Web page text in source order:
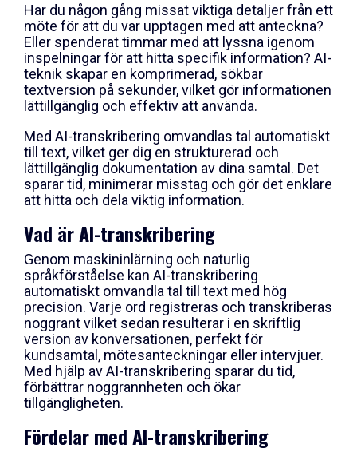
Har du någon gång missat viktiga detaljer från ett
möte för att du var upptagen med att anteckna?
Eller spenderat timmar med att lyssna igenom
inspelningar för att hitta specifik information? AI-
teknik skapar en komprimerad, sökbar
textversion på sekunder, vilket gör informationen
lättillgänglig och effektiv att använda.
Med AI-transkribering omvandlas tal automatiskt
till text, vilket ger dig en strukturerad och
lättillgänglig dokumentation av dina samtal. Det
sparar tid, minimerar misstag och gör det enklare
att hitta och dela viktig information.
Vad är AI-transkribering
Genom maskininlärning och naturlig
språkförståelse kan AI-transkribering
automatiskt omvandla tal till text med hög
precision. Varje ord registreras och transkriberas
noggrant vilket sedan resulterar i en skriftlig
version av konversationen, perfekt för
kundsamtal, mötesanteckningar eller intervjuer.
Med hjälp av AI-transkribering sparar du tid,
förbättrar noggrannheten och ökar
tillgängligheten.
Fördelar med AI-transkribering